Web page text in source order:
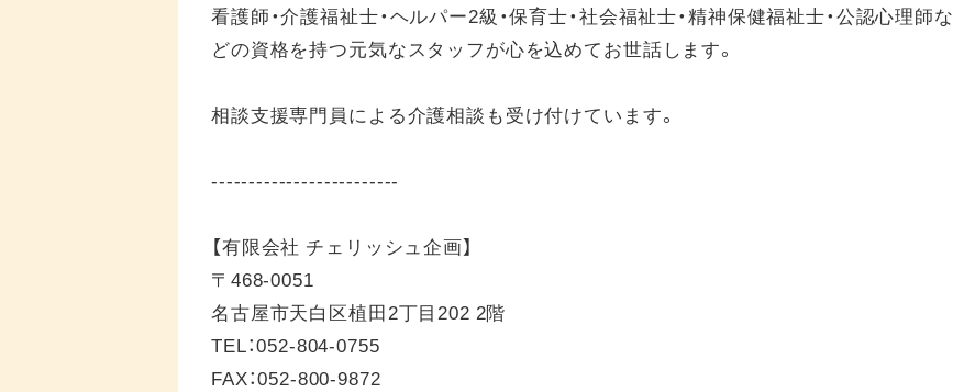
看護師・介護福祉士・ヘルパー2級・保育士・社会福祉士・精神保健福祉士・公認心理師な
どの資格を持つ元気なスタッフが心を込めてお世話します。
相談支援専門員による介護相談も受け付けています。
-------------------------
【有限会社 チェリッシュ企画】
〒468-0051
名古屋市天白区植田2丁目202 2階
TEL：052-804-0755
FAX：052-800-9872